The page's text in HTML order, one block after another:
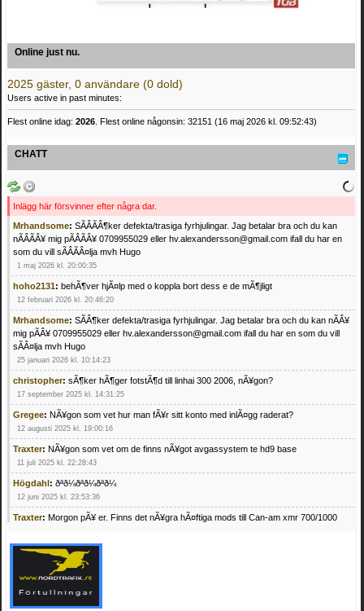
Online just nu.
2025 gäster, 0 användare (0 dold)
Users active in past minutes:
Flest online idag: 2026 . Flest online någonsin: 32151 (16 maj 2026 kl. 09:52:43)
CHATT
Inlägg här försvinner efter några dar.
Mrhandsome: SÃÂÃÂ¶ker defekta/trasiga fyrhjulingar. Jag betalar bra och du kan
nÃÂÃÂ¥ mig pÃÂÃÂ¥ 0709955029 eller hv.alexandersson@gmail.com ifall du har en
som du vill sÃÂÃÂ¤lja mvh Hugo
1 maj 2026 kl. 20:00:35
hoho2131: behÃ¶ver hjÃ¤lp med o koppla bort dess e de mÃ¶jligt
12 februari 2026 kl. 20:46:20
Mrhandsome: SÃÂ¶ker defekta/trasiga fyrhjulingar. Jag betalar bra och du kan nÃÂ¥
mig pÃÂ¥ 0709955029 eller hv.alexandersson@gmail.com ifall du har en som du vill
sÃÂ¤lja mvh Hugo
25 januari 2026 kl. 10:14:23
christopher: sÃ¶ker hÃ¶ger fotstÃ¶d till linhai 300 2006, nÃ¥gon?
17 september 2025 kl. 14:31:25
Gregee: NÃ¥gon som vet hur man fÃ¥r sitt konto med inlÃ¤gg raderat?
12 augusti 2025 kl. 19:00:16
Traxter: NÃ¥gon som vet om de finns nÃ¥got avgassystem te hd9 base
11 juli 2025 kl. 22:28:43
Högdahl: ðªð¼ðªð¼ðªð¼
12 juni 2025 kl. 23:53:36
Traxter: Morgon pÃ¥ er. Finns det nÃ¥gra hÃ¤ftiga mods till Can-am xmr 700/1000
Mrhandsome:SÃ¶ker defekta/trasiga fyrhjulingar. Jag betalar bra och du kan nÃ¥ mig
pÃ¥ 0709955029 eller hv.alexandersson@gmail.com ifall du har en som du vill sÃ¤lja
mvh Hugo
21 februari 2025 kl. 09:25:52